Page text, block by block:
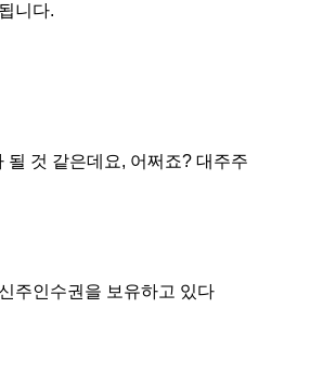
니다.
될 것 같은데요, 어쩌죠? 대주주
신주인수권을 보유하고 있다